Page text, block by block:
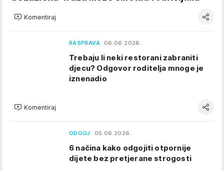
Komentiraj
RASPRAVA 06.06.2026.
Trebaju li neki restorani zabraniti
djecu? Odgovor roditelja mnoge je
iznenadio
Komentiraj
ODGOJ 05.06.2026.
6 načina kako odgojiti otpornije
dijete bez pretjerane strogosti